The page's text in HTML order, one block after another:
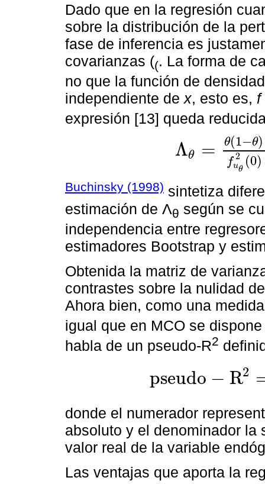
Dado que en la regresión
sobre la distribución de la
fase de inferencia es
covarianzas ((. La forma de
no que la función de
independiente de x, esto es, f
expresión [13] queda
Λθ = θ(1−θ)
f 2
uθ
(0)
Λ θ=θ -θfuθ 20Exix´ι-1
Buchinsky (1998) sintetiza
estimación de Λθ según se
independencia entre
estimadores Bootstrap y
Obtenida la matriz de
contrastes sobre la nulidad
Ahora bien, como una
igual que en MCO se
habla de un pseudo-R2
pseudo − R2
pseudo-R2=1-∑ =1n yi-y1 =!
donde el numerador
absoluto y el denominador la
valor real de la variable
Las ventajas que aporta la